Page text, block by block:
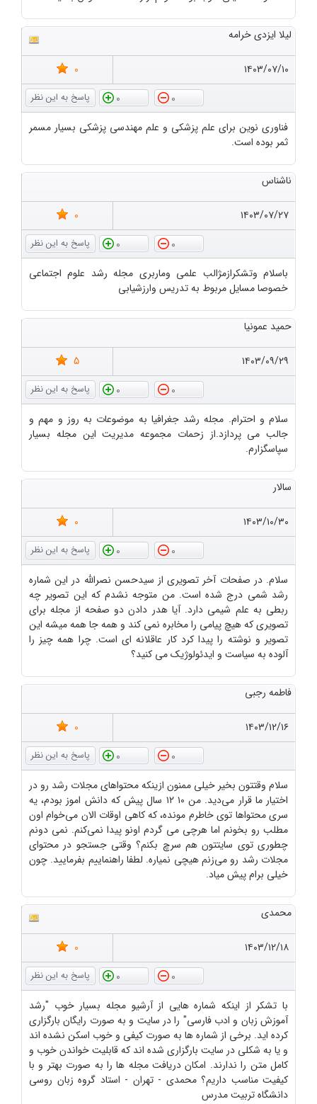
لیلا ایزدی خرامه
۱۴۰۳/۰۷/۱۰
0
0
0
فناوری نوین برای علم پزشکی و علم مهندسی پزشکی بسیار مسمر
ثمر بوده است.
ناشناس
۱۴۰۳/۰۷/۲۷
0
0
0
باسلام وتشکرازمژالب علمی وماربری مجله رشد علوم اجتماعی
خصوصا مسایل مربوط به تدریس وارزشیابی
حمید عمونیا
۱۴۰۳/۰۹/۲۹
5
0
0
سلام و احترام. مجله رشد جغرافیا به موضوعات به روز و مهم و
جالب می پردازد.از زحمات مجموعه مدیریت این مجله بسیار
سپاسگزارم.
سالار
۱۴۰۳/۱۰/۳۰
0
0
0
سلام. در صفحات آخر تصویری از سیدحسن نصرالله در این شماره
رشد شمی درج شده است. من متوجه نشدم که این تصویر چه
ربطی به علم شیمی دارد. آیا هدر دادن دو صفحه از مجله برای
تصویری که هیچ پیامی را مخابره نمی کند و همه جا همه میشه این
تصویر و نوشته را پیدا کرد کار عاقلانه ای است. چرا همه چیز را
آلوده به سیاست و ایدئولوژیک می کنید؟
فاطمه رجبی
۱۴۰۳/۱۲/۱۶
0
0
0
سلام وقتتون بخیر خیلی ممنون ازینکه محتواهای مجلات رشد رو در
اختیار ما قرار می‌دید. من ۱۰ ۱۲ سال پیش که دانش اموز بودم، یه
سری محتواها توی خاطرم مونده، که کاهی اوقات الان می‌خوام اون
مطلب رو بخونم اما هرچی می گردم اونو پیدا نمی‌کنم. نمی دونم
چطوری توی سایتتون هم سرچ بکنم؟ وقتی جستجو در محتوای
مجلات رشد رو می‌زنم هیچی نمیاره. لطفا راهنماییم بفرمایید. چون
خیلی برام پیش میاد.
محمدی
۱۴۰۳/۱۲/۱۸
0
0
0
با تشکر از اینکه شماره هایی از آرشیو مجله بسیار خوب "رشد
آموزش زبان و ادب فارسی" را در سایت و به صورت رایگان بارگزاری
کرده اید. برخی از شماره ها به صورت کیفی و خوب اسکن نشده اند
و یا به شکلی در سایت بارگزاری شده اند که قابلیت خواندن خوب و
کامل متن را ندارند. امکان دریافت مجله ها را به صورت بهتر و با
کیفیت مناسب داریم؟ محمدی - تهران - استاد گروه زبان روسی
دانشگاه تربیت مدرس